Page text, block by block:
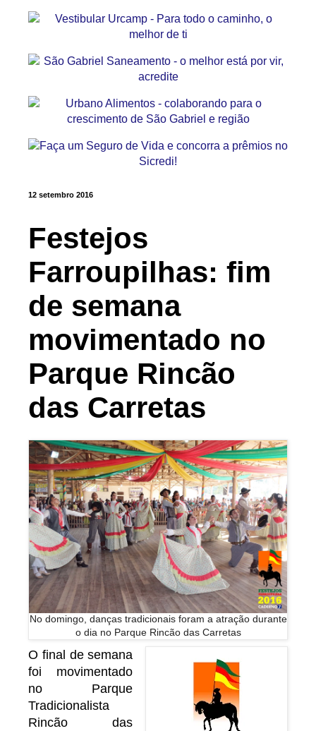
12 setembro 2016
Festejos
Farroupilhas: fim
de semana
movimentado no
Parque Rincão
das Carretas
No domingo, danças tradicionais foram a atração durante
o dia no Parque Rincão das Carretas
O final de semana
foi movimentado
no Parque
Tradicionalista
Rincão das